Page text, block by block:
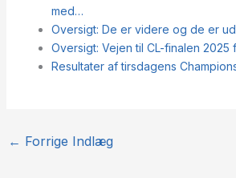
med…
Oversigt: De er videre og de er
Oversigt: Vejen til CL-finalen 2025
Resultater af tirsdagens
← Forrige Indlæg